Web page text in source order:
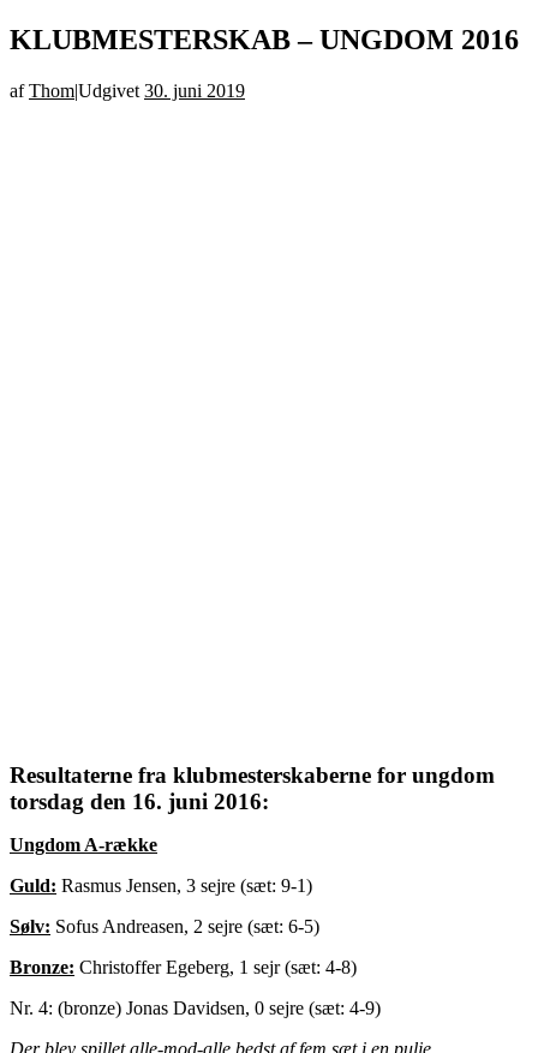
KLUBMESTERSKAB – UNGDOM 2016
afThom|Udgivet 30. juni 2019
Resultaterne fra klubmesterskaberne for ungdom
torsdag den 16. juni 2016:
Ungdom A-række
Guld: Rasmus Jensen, 3 sejre (sæt: 9-1)
Sølv: Sofus Andreasen, 2 sejre (sæt: 6-5)
Bronze: Christoffer Egeberg, 1 sejr (sæt: 4-8)
Nr. 4: (bronze) Jonas Davidsen, 0 sejre (sæt: 4-9)
Der blev spillet alle-mod-alle bedst af fem sæt i en pulje.